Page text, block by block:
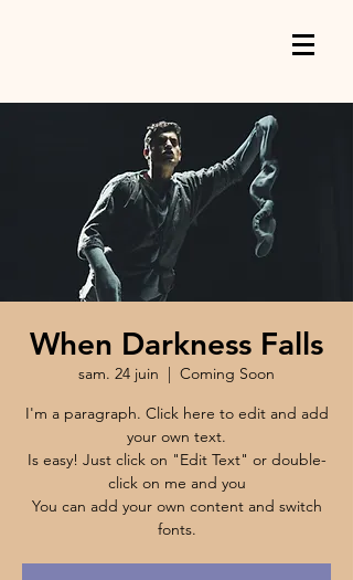
When Darkness Falls
sam. 24 juin
  |
Coming Soon
I'm a paragraph. Click here to edit and add
your own text.
Is easy! Just click on "Edit Text" or double-
click on me and you
You can add your own content and switch
fonts.